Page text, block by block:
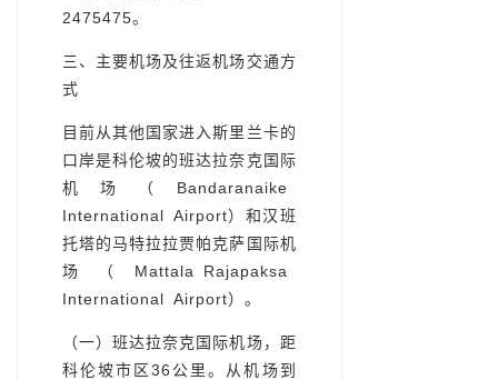
2475475。
三、主要机场及往返机场交通方
式
目前从其他国家进入斯里兰卡的
口岸是科伦坡的班达拉奈克国际
机场（Bandaranaike
International Airport）和汉班
托塔的马特拉拉贾帕克萨国际机
场（Mattala Rajapaksa
International Airport）。
（一）班达拉奈克国际机场，距
科伦坡市区36公里。从机场到